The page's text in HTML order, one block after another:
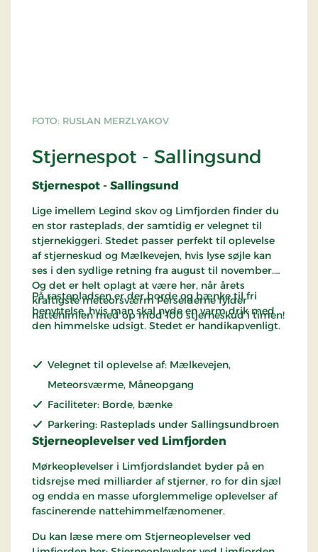
FOTO: RUSLAN MERZLYAKOV
Stjernespot - Sallingsund
Stjernespot - Sallingsund
Lige imellem Legind skov og Limfjorden finder du
en stor rasteplads, der samtidig er velegnet til
stjernekiggeri. Stedet passer perfekt til oplevelse
af stjerneskud og Mælkevejen, hvis lyse søjle kan
ses i den sydlige retning fra august til november.
Og det er helt oplagt at være her, når årets
kraftigste meteorsværm Perseiderne fylder
nattehimlen med op mod 100 stjerneskud i timen!
På rastepladsen er der borde og bænke til fri
benyttelse, hvis man skal nyde en varm drik med
den himmelske udsigt. Stedet er handikapvenligt.
Velegnet til oplevelse af: Mælkevejen,
Meteorsværme, Måneopgang
Faciliteter: Borde, bænke
Parkering: Rasteplads under Sallingsundbroen
Stjerneoplevelser ved Limfjorden
Mørkeoplevelser i Limfjordslandet byder på en
tidsrejse med milliarder af stjerner, ro for din sjæl
og endda en masse uforglemmelige oplevelser af
fascinerende nattehimmelfænomener.
Du kan læse mere om Stjerneoplevelser ved